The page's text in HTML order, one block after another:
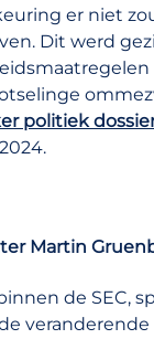
er niet
Dit werd
politiek
Martin
de SEC,